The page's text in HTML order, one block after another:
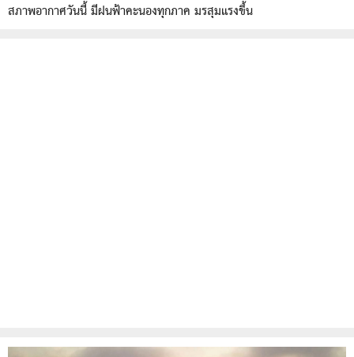
สภาพอากาศวันนี้ มีฝนฟ้าคะนองทุกภาค มรสุมแรงขึ้น